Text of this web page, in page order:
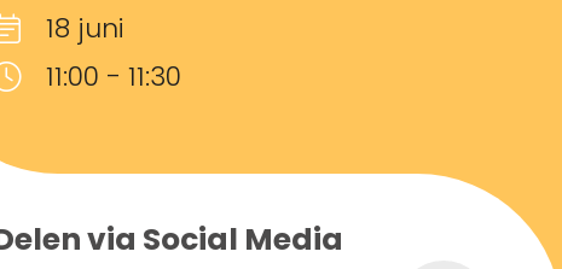
18 juni
11:00 - 11:30
via Social Media